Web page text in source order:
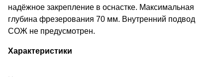
надёжное закрепление в оснастке. Максимальная
глубина фрезерования 70 мм. Внутренний подвод
СОЖ не предусмотрен.
Характеристики